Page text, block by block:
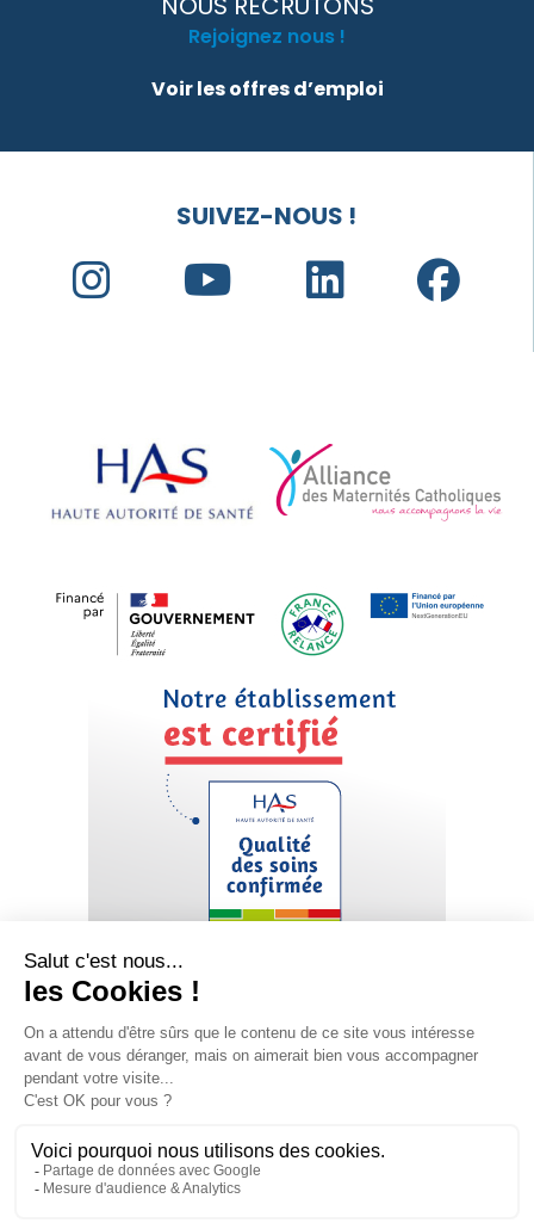
Rejoignez nous !
Voir les offres d’emploi
SUIVEZ-NOUS !
Mentions légalesPolitique de confidentialitéPlan du site
Création et développement